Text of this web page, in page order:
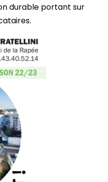
durable portant sur